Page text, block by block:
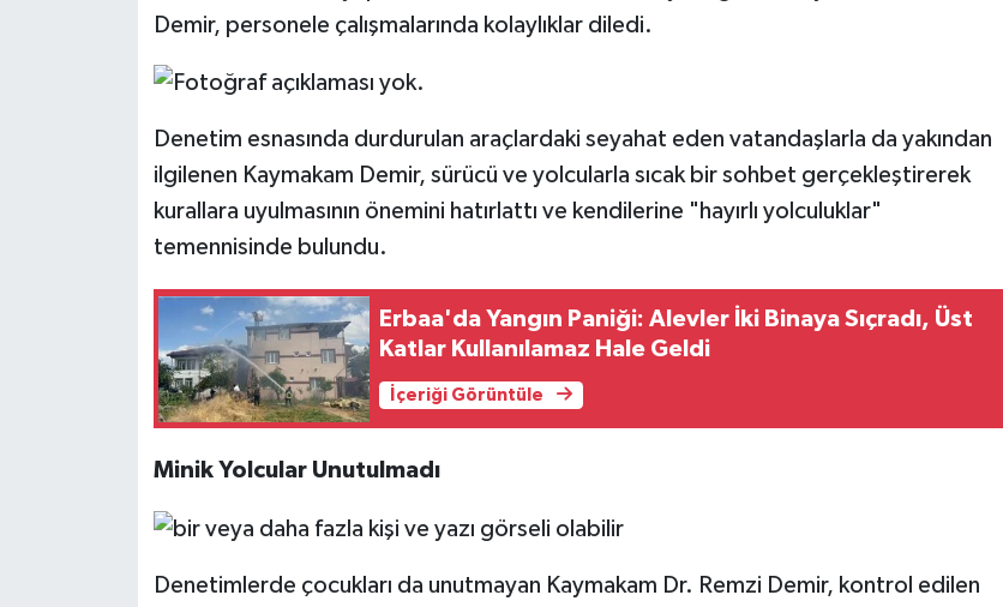
Demir, personele çalışmalarında kolaylıklar diledi.
Denetim esnasında durdurulan araçlardaki seyahat eden vatandaşlarla da yakından
ilgilenen Kaymakam Demir, sürücü ve yolcularla sıcak bir sohbet gerçekleştirerek
kurallara uyulmasının önemini hatırlattı ve kendilerine "hayırlı yolculuklar"
temennisinde bulundu.
Erbaa'da Yangın Paniği: Alevler İki Binaya Sıçradı, Üst
Katlar Kullanılamaz Hale Geldi
İçeriği Görüntüle
Minik Yolcular Unutulmadı
Denetimlerde çocukları da unutmayan Kaymakam Dr. Remzi Demir, kontrol edilen